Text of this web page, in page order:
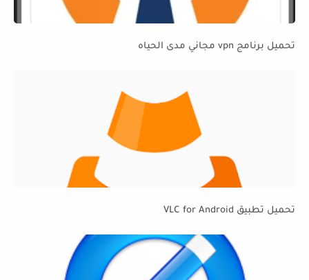
تحميل برنامج vpn مجاني مدى الحياه
تحميل تطبيق VLC for Android